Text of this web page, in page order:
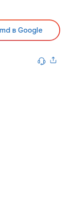
в Google